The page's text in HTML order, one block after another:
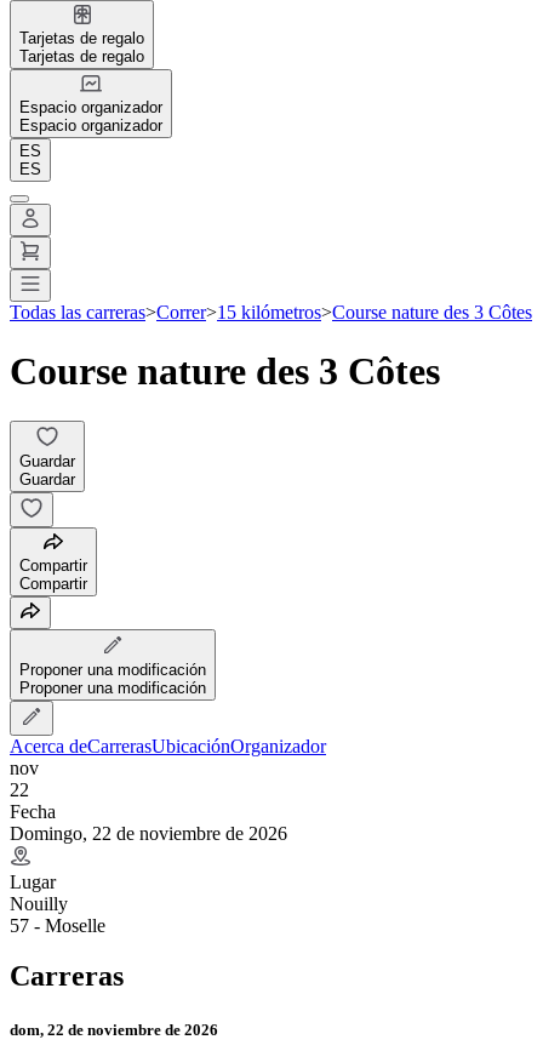
Tarjetas de regalo
Tarjetas de regalo
Espacio organizador
Espacio organizador
ES
ES
Todas las carreras>Correr>15 kilómetros>Course nature des 3 Côtes
Course nature des 3 Côtes
Guardar
Guardar
Compartir
Compartir
Proponer una modificación
Proponer una modificación
Acerca deCarrerasUbicaciónOrganizador
nov
22
Fecha
Domingo, 22 de noviembre de 2026
Lugar
Nouilly
57 - Moselle
Carreras
dom, 22 de noviembre de 2026